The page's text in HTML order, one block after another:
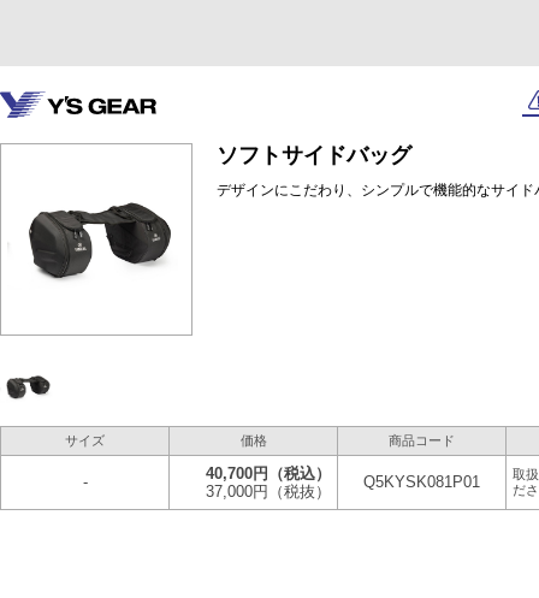
ソフトサイドバッグ
デザインにこだわり、シンプルで機能的なサイド
サイズ 価格 商品コード
- 40,700円
（税込）
37,000円
（税抜）
Q5KYSK081P01
取
だ